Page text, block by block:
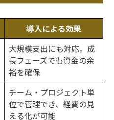
導入による効果
大規模支出にも対応。成
長フェーズでも資金の余
裕を確保
チーム・プロジェクト単
位で管理でき、経費の見
える化が可能